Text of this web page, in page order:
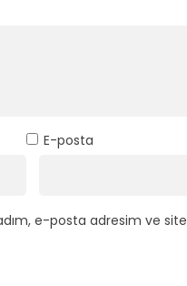
E-posta
e-posta adresim ve